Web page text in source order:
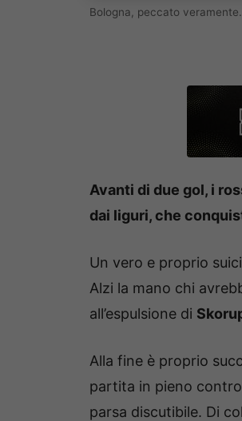
Bologna, peccato
Avanti di due gol, i
dai liguri, che
Un vero e proprio
Alzi la mano chi
all’espulsione di
Alla fine è proprio
partita in pieno
parsa discutibile. Di